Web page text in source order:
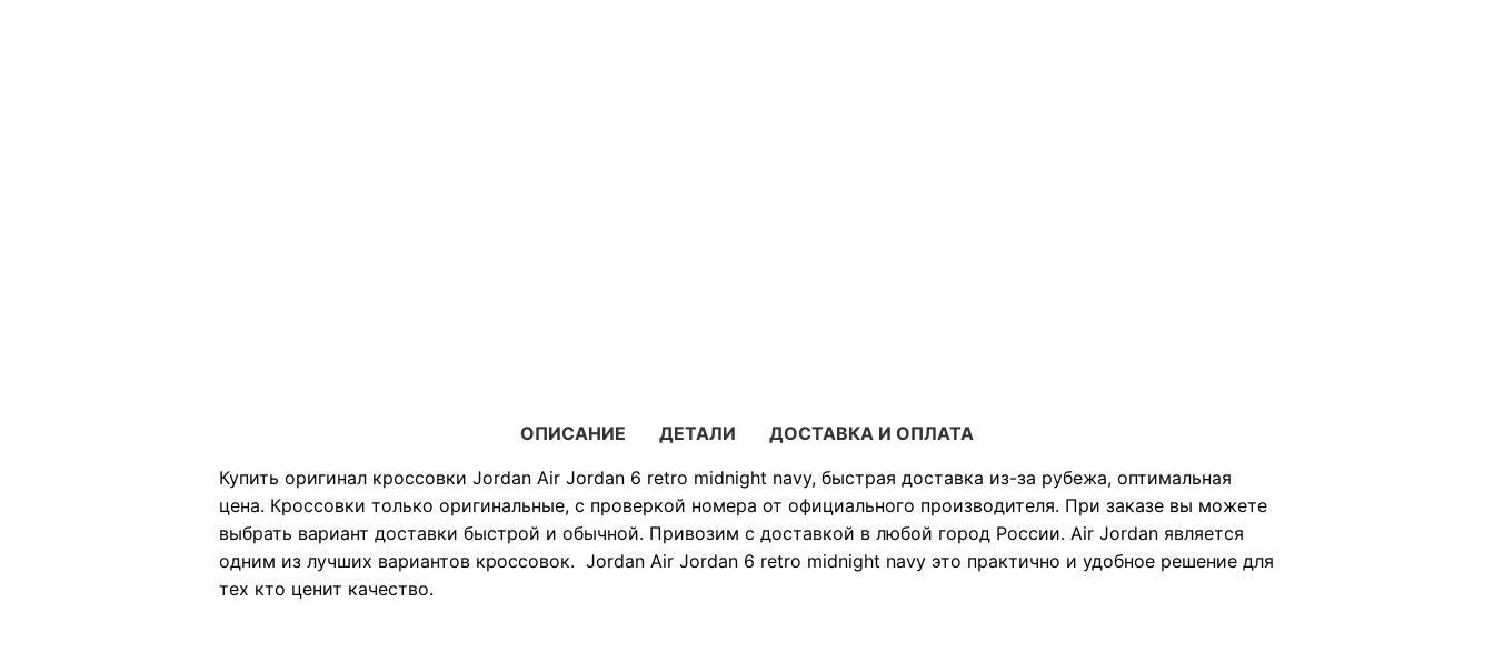
ОПИСАНИЕ ДЕТАЛИ
ДОСТАВКА И ОПЛАТА
Купить оригинал кроссовки Jordan Air Jordan 6 retro midnight navy, быстрая доставка из-за рубежа, оптимальная
цена. Кроссовки только оригинальные, с проверкой номера от официального производителя. При заказе вы можете
выбрать вариант доставки быстрой и обычной. Привозим с доставкой в любой город России. Air Jordan является
одним из лучших вариантов кроссовок. Jordan Air Jordan 6 retro midnight navy это практично и удобное решение для
тех кто ценит качество.